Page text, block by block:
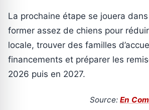
La prochaine étape se jouera
former assez de chiens pour
locale, trouver des familles
financements et préparer les
2026 puis en 2027.
Source: En